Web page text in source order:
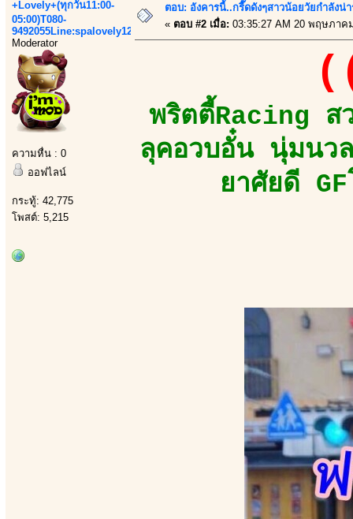
+Lovely+(ทุกวัน11:00-
05:00)T080-
9492055Line:spalovely123
Moderator
ความหื่น : 0
ออฟไลน์
กระทู้: 42,775
โพสต์: 5,215
ตอบ: อังคารนี้..กรี๊ดดังๆสาวน้อยวัยกำลัง
« ตอบ #2 เมื่อ: 03:35:27 AM 20 พฤษภาค
พริตตี้Racing ส
ลุคอวบอั๋น นุ่มนว
ยาศัยดี